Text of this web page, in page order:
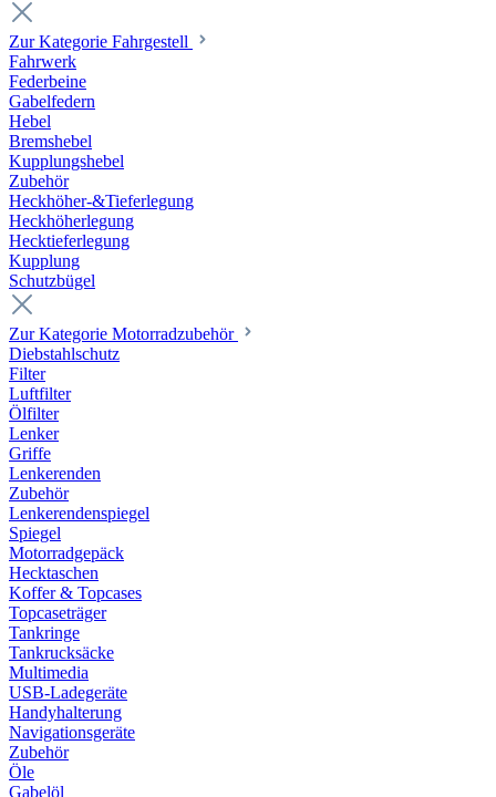
Zur Kategorie Fahrgestell
Fahrwerk
Federbeine
Gabelfedern
Hebel
Bremshebel
Kupplungshebel
Zubehör
Heckhöher-&Tieferlegung
Heckhöherlegung
Hecktieferlegung
Kupplung
Schutzbügel
Zur Kategorie Motorradzubehör
Diebstahlschutz
Filter
Luftfilter
Ölfilter
Lenker
Griffe
Lenkerenden
Zubehör
Lenkerendenspiegel
Spiegel
Motorradgepäck
Hecktaschen
Koffer & Topcases
Topcaseträger
Tankringe
Tankrucksäcke
Multimedia
USB-Ladegeräte
Handyhalterung
Navigationsgeräte
Zubehör
Öle
Gabelöl